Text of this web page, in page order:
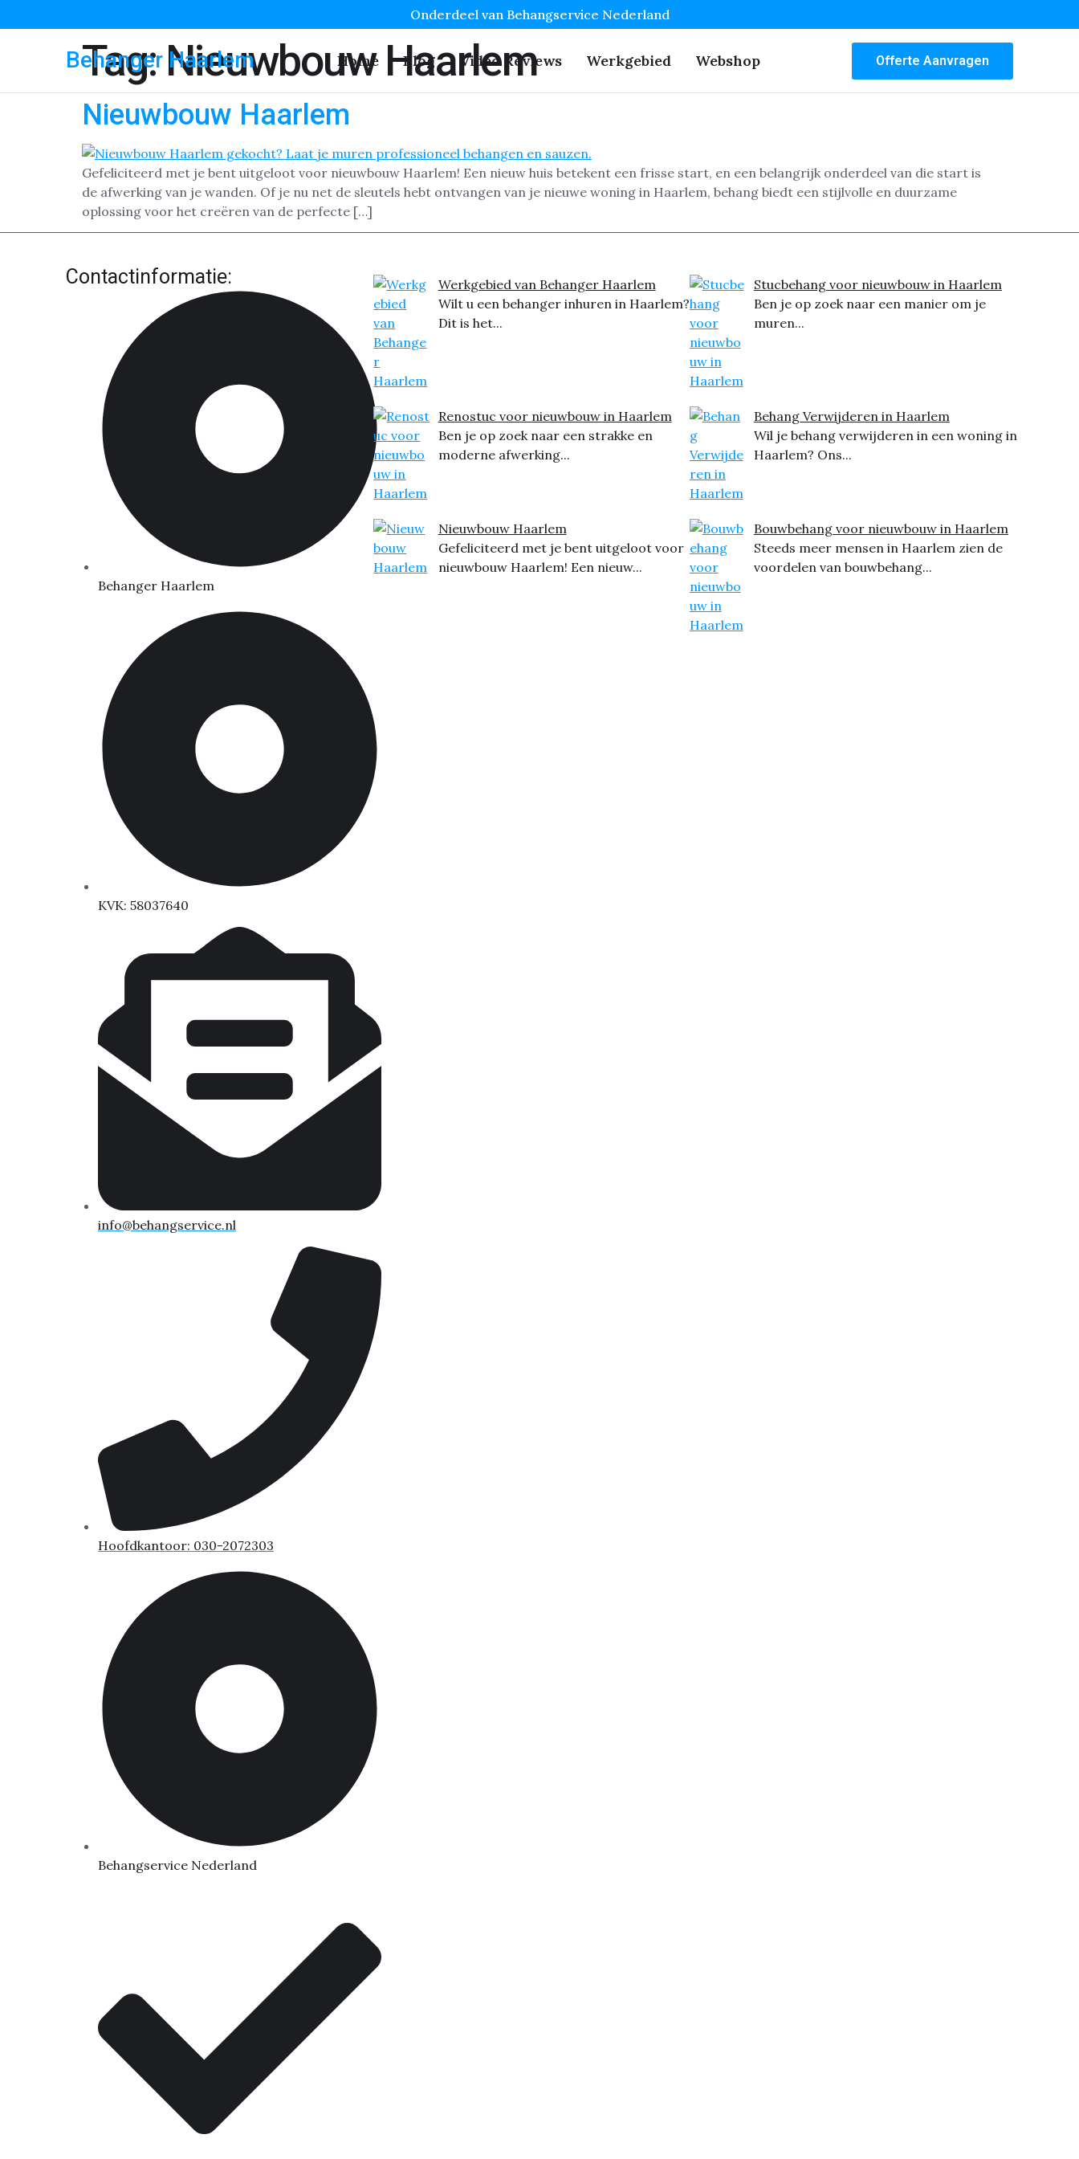
Onderdeel van Behangservice Nederland
Behanger Haarlem Home Blog Video Reviews Werkgebied Webshop Offerte Aanvragen
Tag:Nieuwbouw Haarlem
Nieuwbouw Haarlem
Gefeliciteerd met je bent uitgeloot voor nieuwbouw Haarlem! Een nieuw huis betekent een frisse start, en een belangrijk onderdeel van die start is
de afwerking van je wanden. Of je nu net de sleutels hebt ontvangen van je nieuwe woning in Haarlem, behang biedt een stijlvolle en duurzame
oplossing voor het creëren van de perfecte […]
Contactinformatie:
Behanger Haarlem
KVK: 58037640
info@behangservice.nl
Hoofdkantoor: 030-2072303
Behangservice Nederland
Werkgebied van Behanger Haarlem
Wilt u een behanger inhuren in Haarlem?
Dit is het...
Renostuc voor nieuwbouw in Haarlem
Ben je op zoek naar een strakke en
moderne afwerking...
Nieuwbouw Haarlem
Gefeliciteerd met je bent uitgeloot voor
nieuwbouw Haarlem! Een nieuw...
Stucbehang voor nieuwbouw in Haarlem
Ben je op zoek naar een manier om je
muren...
Behang Verwijderen in Haarlem
Wil je behang verwijderen in een woning in
Haarlem? Ons...
Bouwbehang voor nieuwbouw in Haarlem
Steeds meer mensen in Haarlem zien de
voordelen van bouwbehang...